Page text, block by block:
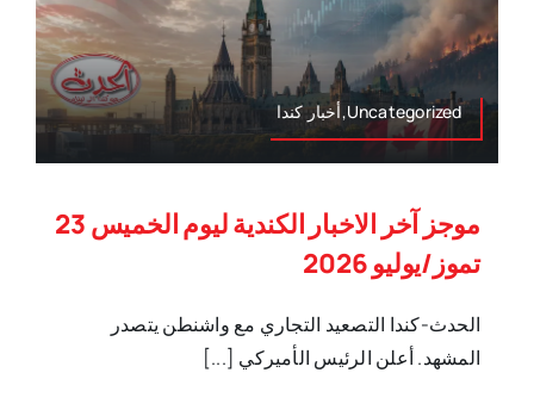
Uncategorized,أخبار كندا
موجز آخر الاخبار الكندية ليوم الخميس 23
تموز/يوليو 2026
الحدث-كندا التصعيد التجاري مع واشنطن يتصدر
المشهد. أعلن الرئيس الأميركي [...]